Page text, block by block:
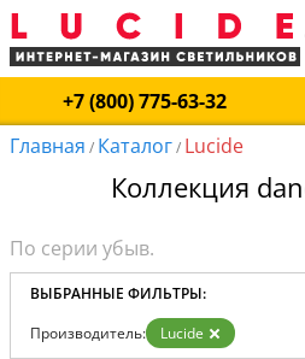
+7 (800) 775-63-32
Главная / Каталог/ Lucide
Коллекция
ВЫБРАННЫЕ ФИЛЬТРЫ:
Производитель: Lucide